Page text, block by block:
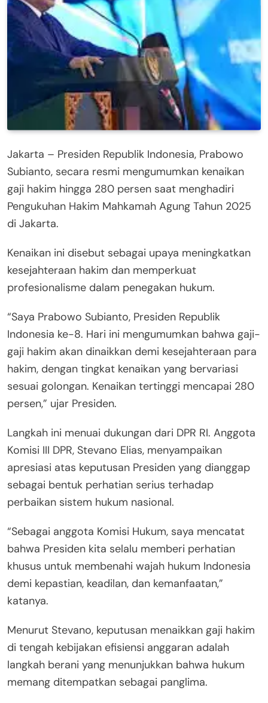
Jakarta – Presiden Republik Indonesia, Prabowo
Subianto, secara resmi mengumumkan kenaikan
gaji hakim hingga 280 persen saat menghadiri
Pengukuhan Hakim Mahkamah Agung Tahun 2025
di Jakarta.
Kenaikan ini disebut sebagai upaya meningkatkan
kesejahteraan hakim dan memperkuat
profesionalisme dalam penegakan hukum.
“Saya Prabowo Subianto, Presiden Republik
Indonesia ke-8. Hari ini mengumumkan bahwa gaji-
gaji hakim akan dinaikkan demi kesejahteraan para
hakim, dengan tingkat kenaikan yang bervariasi
sesuai golongan. Kenaikan tertinggi mencapai 280
persen,” ujar Presiden.
Langkah ini menuai dukungan dari DPR RI. Anggota
Komisi III DPR, Stevano Elias, menyampaikan
apresiasi atas keputusan Presiden yang dianggap
sebagai bentuk perhatian serius terhadap
perbaikan sistem hukum nasional.
“Sebagai anggota Komisi Hukum, saya mencatat
bahwa Presiden kita selalu memberi perhatian
khusus untuk membenahi wajah hukum Indonesia
demi kepastian, keadilan, dan kemanfaatan,”
katanya.
Menurut Stevano, keputusan menaikkan gaji hakim
di tengah kebijakan efisiensi anggaran adalah
langkah berani yang menunjukkan bahwa hukum
memang ditempatkan sebagai panglima.